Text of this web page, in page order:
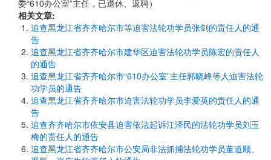
委“610办公室”主任，已退休、返聘）
相关文章:
追查黑龙江省齐齐哈尔市等迫害法轮功学员张剑的责任人的通
告
追查黑龙江省齐齐哈尔市建华区迫害法轮功学员陈宏的责任人
的通告
追查黑龙江省齐齐哈尔市“610办公室”主任郭晓峰等人迫害法轮
功学员的通告
追查黑龙江省齐齐哈尔市迫害法轮功学员李爱英的责任人的通
告
追查齐齐哈尔市依安县迫害依法起诉江泽民的法轮功学员刘玉
梅的责任人的通告
追查黑龙江省齐齐哈尔市公安局非法抓捕法轮功学员董道顺、